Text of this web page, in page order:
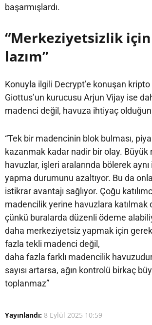
başarmışlardı.
“Merkeziyetsizlik
lazım”
Konuyla ilgili Decrypt’e konuşan kripto
Giottus’un kurucusu Arjun Vijay ise
madenci değil, havuza ihtiyaç
“Tek bir madencinin blok bulması,
kazanmak kadar nadir bir olay. Büyük
havuzlar, işleri aralarında bölerek
yapma durumunu azaltıyor. Bu da
istikrar avantajı sağlıyor. Çoğu
madencilik yerine havuzlara katılmak
çünkü buralarda düzenli ödeme
daha merkeziyetsiz yapmak için
fazla tekli madenci değil,
daha fazla farklı madencilik
sayısı artarsa, ağın kontrolü birkaç
toplanmaz”
Yayınlandı: 8 Eylül 2025 10:59